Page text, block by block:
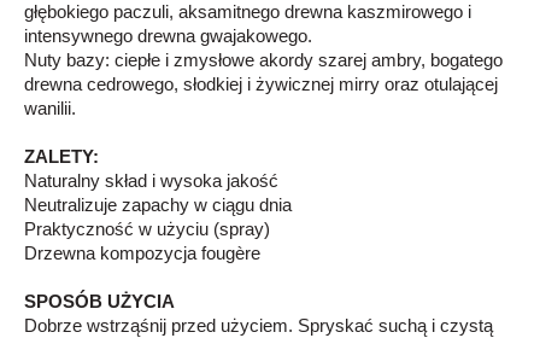
głębokiego paczuli, aksamitnego drewna kaszmirowego i
intensywnego drewna gwajakowego.
Nuty bazy: ciepłe i zmysłowe akordy szarej ambry, bogatego
drewna cedrowego, słodkiej i żywicznej mirry oraz otulającej
wanilii.
ZALETY:
Naturalny skład i wysoka jakość
Neutralizuje zapachy w ciągu dnia
Praktyczność w użyciu (spray)
Drzewna kompozycja fougère
SPOSÓB UŻYCIA
Dobrze wstrząśnij przed użyciem. Spryskać suchą i czystą